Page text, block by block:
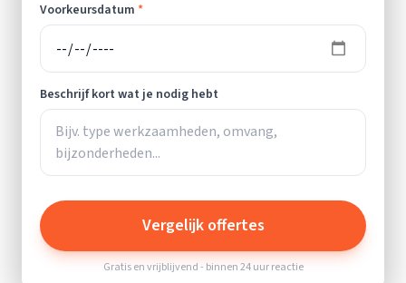
Voorkeursdatum *
Beschrijf kort wat je nodig hebt
Vergelijk offertes
Gratis en vrijblijvend - binnen 24 uur reactie